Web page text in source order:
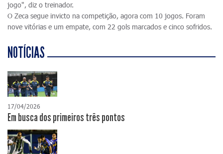
jogo", diz o treinador.
O Zeca segue invicto na competição, agora com 10 jogos. Foram
nove vitórias e um empate, com 22 gols marcados e cinco sofridos.
NOTÍCIAS
17/04/2026
​Em busca dos primeiros três pontos